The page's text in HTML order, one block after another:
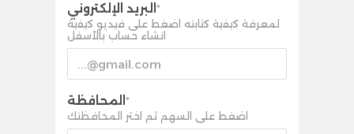
البريد الإلكتروني *
لمعرفة كيفية كتابته اضغط على فيديو كيفية
انشاء حساب بالأسفل
المحافظة *
اضغط على السهم ثم اختر المحافظتك